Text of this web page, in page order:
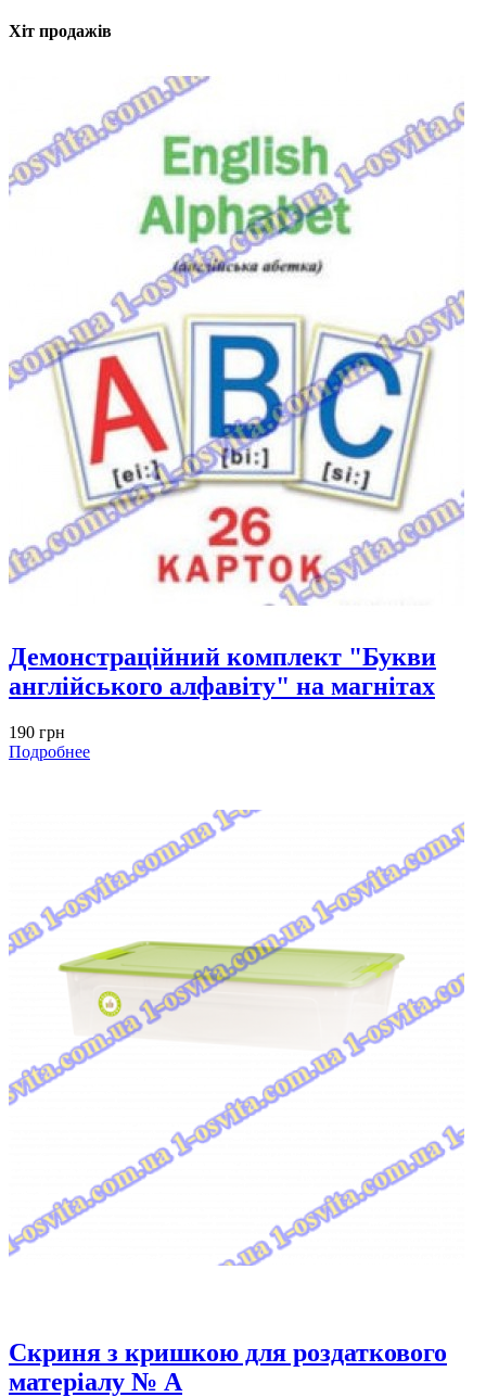
Хіт продажів
Демонстраційний комплект "Букви
англійського алфавіту" на магнітах
190 грн
Подробнее
Скриня з кришкою для роздаткового
матеріалу № A